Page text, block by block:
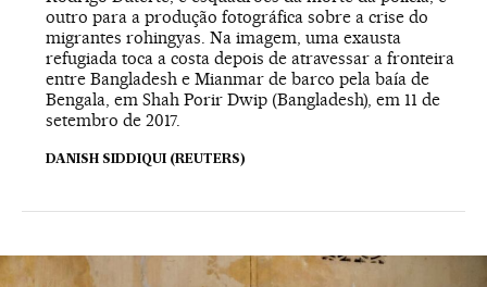
outro para a produção fotográfica sobre a crise do
migrantes rohingyas. Na imagem, uma exausta
refugiada toca a costa depois de atravessar a fronteira
entre Bangladesh e Mianmar de barco pela baía de
Bengala, em Shah Porir Dwip (Bangladesh), em 11 de
setembro de 2017.
DANISH SIDDIQUI (REUTERS)